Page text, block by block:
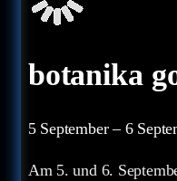
botanika
5 September– 6
Am 5. und 6.